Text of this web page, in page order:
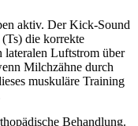
aktiv. Der Kick-Sound
die korrekte
lateralen Luftstrom über
Milchzähne durch
muskuläre Training
Behandlung.